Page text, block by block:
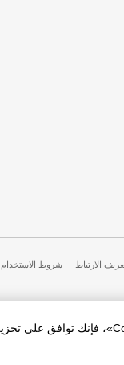
الارتباط شروط الاستخدام